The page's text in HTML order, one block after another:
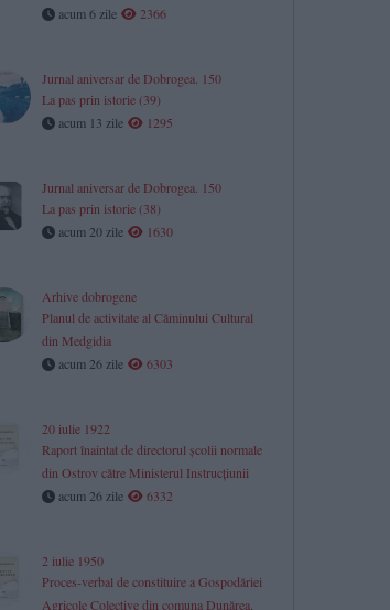
acum 6 zile
2366
Jurnal aniversar de Dobrogea. 150
La pas prin istorie (39)
acum 13 zile
1295
Jurnal aniversar de Dobrogea. 150
La pas prin istorie (38)
acum 20 zile
1630
Arhive dobrogene
Planul de activitate al Căminului Cultural
din Medgidia
acum 26 zile
6303
20 iulie 1922
Raport înaintat de directorul școlii normale
din Ostrov către Ministerul Instrucțiunii
acum 26 zile
6332
2 iulie 1950
Proces-verbal de constituire a Gospodăriei
Agricole Colective din comuna Dunărea,